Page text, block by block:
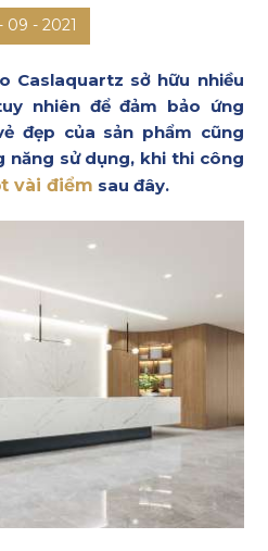
09 - 2021
Caslaquartz sở hữu nhiều
nhiên để đảm bảo ứng
đẹp của sản phẩm cũng
năng sử dụng, khi thi công
vài điểm sau đây.